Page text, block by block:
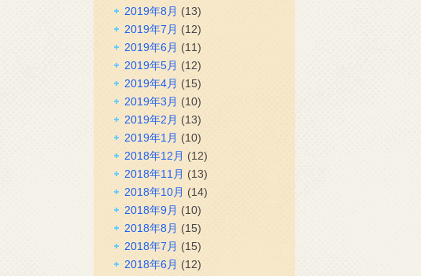
2019年8月 (13)
2019年7月 (12)
2019年6月 (11)
2019年5月 (12)
2019年4月 (15)
2019年3月 (10)
2019年2月 (13)
2019年1月 (10)
2018年12月 (12)
2018年11月 (13)
2018年10月 (14)
2018年9月 (10)
2018年8月 (15)
2018年7月 (15)
2018年6月 (12)